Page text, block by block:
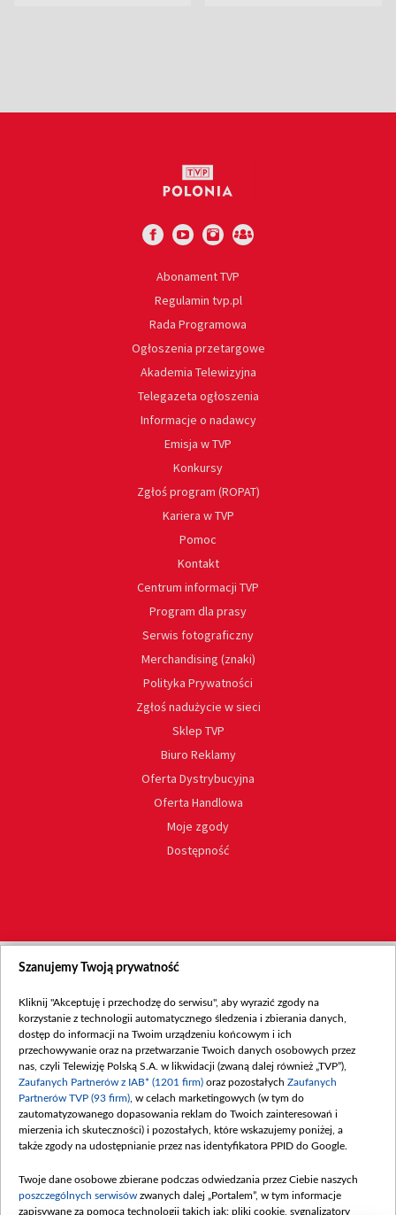
Abonament TVP
Regulamin tvp.pl
Rada Programowa
Ogłoszenia przetargowe
Akademia Telewizyjna
Telegazeta ogłoszenia
Informacje o nadawcy
Emisja w TVP
Konkursy
Zgłoś program (ROPAT)
Kariera w TVP
Pomoc
Kontakt
Centrum informacji TVP
Program dla prasy
Serwis fotograficzny
Merchandising (znaki)
Polityka Prywatności
Zgłoś nadużycie w sieci
Sklep TVP
Biuro Reklamy
Oferta Dystrybucyjna
Oferta Handlowa
Moje zgody
Dostępność
Szanujemy Twoją prywatność
Kliknij "Akceptuję i przechodzę do serwisu", aby wyrazić zgody na
korzystanie z technologii automatycznego śledzenia i zbierania danych,
dostęp do informacji na Twoim urządzeniu końcowym i ich
przechowywanie oraz na przetwarzanie Twoich danych osobowych przez
nas, czyli Telewizję Polską S.A. w likwidacji (zwaną dalej również „TVP”),
Zaufanych Partnerów z IAB* (1201 firm) oraz pozostałych Zaufanych
Partnerów TVP (93 firm) , w celach marketingowych (w tym do
zautomatyzowanego dopasowania reklam do Twoich zainteresowań i
mierzenia ich skuteczności) i pozostałych, które wskazujemy poniżej, a
także zgody na udostępnianie przez nas identyfikatora PPID do Google.
Twoje dane osobowe zbierane podczas odwiedzania przez Ciebie naszych
poszczególnych serwisów zwanych dalej „Portalem”, w tym informacje
zapisywane za pomocą technologii takich jak: pliki cookie, sygnalizatory